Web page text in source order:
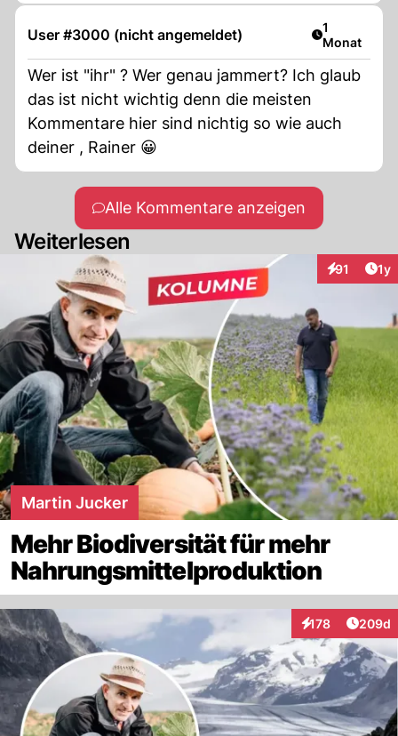
User #3000 (nicht angemeldet) Artikel
1
Monat
Wer ist "ihr" ? Wer genau jammert? Ich glaub
das ist nicht wichtig denn die meisten
Kommentare hier sind nichtig so wie auch
deiner , Rainer 😀
Alle Kommentare anzeigen
Weiterlesen
91 1y
Martin Jucker
Mehr Biodiversität für mehr
Nahrungsmittelproduktion
178
Interaktionen209d